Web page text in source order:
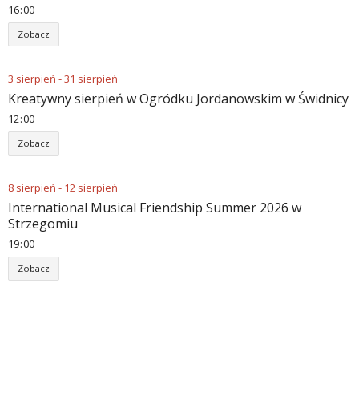
16 00
Zobacz
3 sierpień -31 sierpień
Kreatywny sierpień w Ogródku Jordanowskim w Świdnicy
12 00
Zobacz
8 sierpień - 12 sierpień
International Musical Friendship Summer 2026 w
Strzegomiu
19 00
Zobacz